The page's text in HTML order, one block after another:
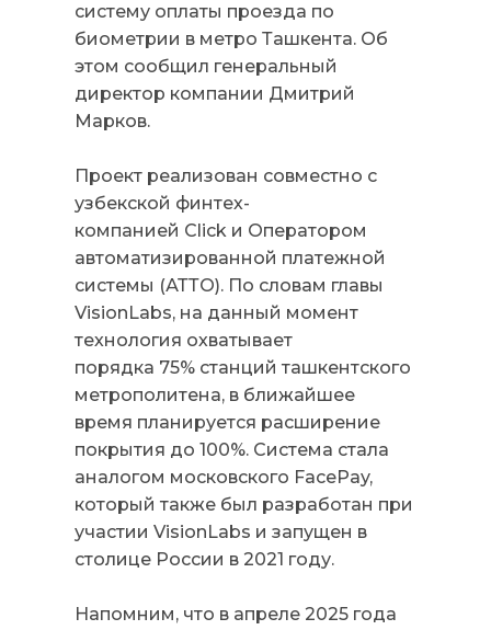
систему оплаты проезда по
биометрии в метро Ташкента. Об
этом сообщил генеральный
директор компании Дмитрий
Марков.
Проект реализован совместно с
узбекской финтех-
компанией Click и Оператором
автоматизированной платежной
системы (АТТО). По словам главы
VisionLabs, на данный момент
технология охватывает
порядка 75% станций ташкентского
метрополитена, в ближайшее
время планируется расширение
покрытия до 100%. Система стала
аналогом московского FacePay,
который также был разработан при
участии VisionLabs и запущен в
столице России в 2021 году.
Напомним, что в апреле 2025 года